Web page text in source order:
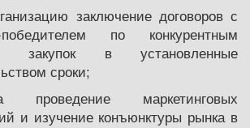
заключение договоров с
победителем по конкурентным
закупок в установленные
сроки;
маркетинговых
и изучение конъюнктуры рынка в